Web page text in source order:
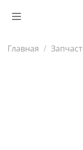
Главная